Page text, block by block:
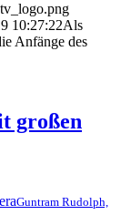
10:27:22Als
Anfänge des
großen
Guntram Rudolph,